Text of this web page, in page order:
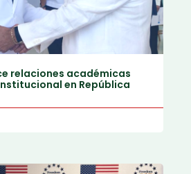
relaciones académicas
en República